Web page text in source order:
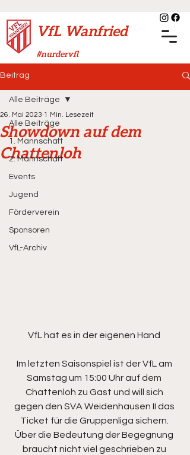
VfL Wanfried
#nurdervfl
Beitrag
Alle Beiträge
1. Mannschaft
2. Mannschaft
Events
Jugend
Förderverein
Sponsoren
VfL-Archiv
Alle Beiträge
Showdown auf dem
Chattenloh
26. Mai 2023 1 Min. Lesezeit
VfL hat es in der eigenen Hand
Im letzten Saisonspiel ist der VfL am
Samstag um 15:00 Uhr auf dem
Chattenloh zu Gast und will sich
gegen den SVA Weidenhausen II das
Ticket für die Gruppenliga sichern.
Über die Bedeutung der Begegnung
braucht nicht viel geschrieben zu